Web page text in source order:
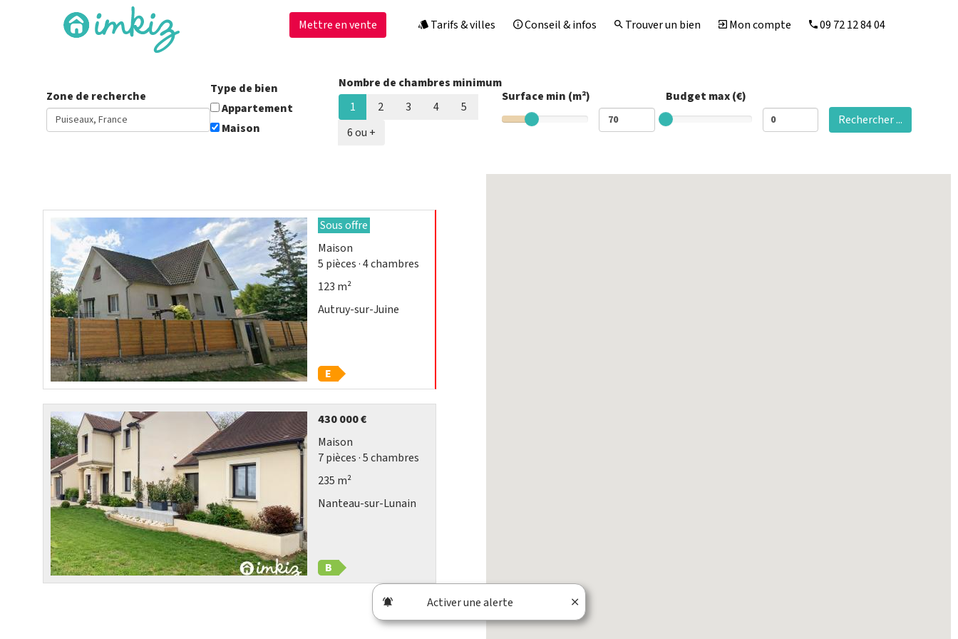
Mettre en vente Tarifs & villes Conseil & infos Trouver un bien Mon compte 09 72 12 84 04
Activer une alerte
Zone de recherche
Type de bien
Appartement
Maison
Nombre de chambres minimum
1
2 3 4
5
6 ou +
Surface min (m²)
Budget max (€)
Rechercher ...
Sous offre
Maison
5 pièces· 4chambres
123 m²
Autruy-sur-Juine
E
430 000 €
Maison
7pièces· 5chambres
235 m²
Nanteau-sur-Lunain
B